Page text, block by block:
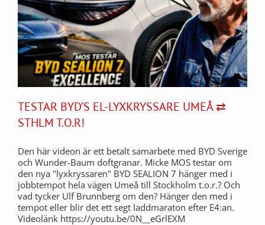
TESTAR BYD’S EL-LYXKRYSSARE UMEÅ ⇄
STHLM T.O.R!
Den här videon är ett betalt samarbete med BYD Sverige
och Wunder-Baum doftgranar. Micke MOS testar om
den nya "lyxkryssaren" BYD SEALION 7 hänger med i
jobbtempot hela vägen Umeå till Stockholm t.o.r.? Och
vad tycker Ulf Brunnberg om den? Hänger den med i
tempot eller blir det ett segt laddmaraton efter E4:an.
Videolänk https://youtu.be/0N__eGrlEXM